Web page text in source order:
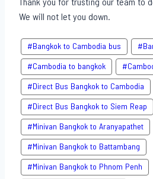
We will not let you down.
#Bangkok to Cambodia bus
#Cambodia to bangkok
#Direct​ Bus Bangkok to Cambodia
#Direct​ Bus Bangkok to Siem Reap
#Minivan Bangkok to​ Aranyapathet​
#Minivan​ Bangkok to Battambang
#Minivan Bangkok to Phnom Penh